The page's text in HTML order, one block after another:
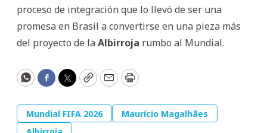
proceso de integración que lo llevó de ser una
promesa en Brasil a convertirse en una pieza más
del proyecto de laAlbirroja rumbo al Mundial.
WhatsApp
Facebook
Twitter
CopyEmailPrint
Mundial FIFA 2026
Maurício Magalhães